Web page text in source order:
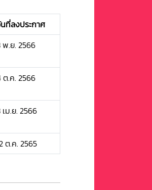
ที่ลงประกาศ
พ.ย. 2566
ต.ค. 2566
เม.ย. 2566
ต.ค. 2565